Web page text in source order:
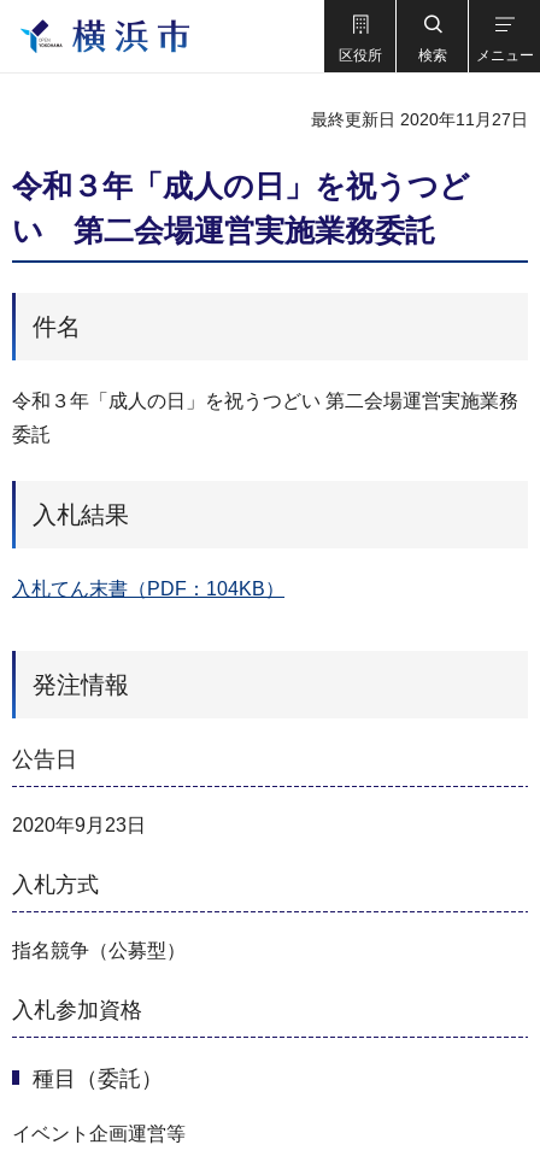
区役所 検索 メニュー
最終更新日 2020年11月27日
令和３年「成人の日」を祝うつど
い 第二会場運営実施業務委託
件名
令和３年「成人の日」を祝うつどい 第二会場運営実施業務
委託
入札結果
入札てん末書（PDF：104KB）
発注情報
公告日
2020年9月23日
入札方式
指名競争（公募型）
入札参加資格
種目（委託）
イベント企画運営等